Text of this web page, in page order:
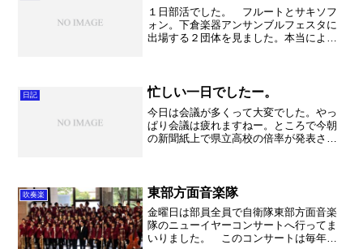
１日部活でした。 フルートとサキソフ
ォン。下倉楽器アンサンブルフェスタに
出場する２団体を見ました。本当によく
つながります。アンサンブ...
日記 忙しい一日でしたー。
今日は会議が多くって大変でした。やっ
ぱり会議は疲れますねー。ところで今朝
の新聞紙上で県立高校の倍率が発表され
っともっと久喜高校のこと...
吹奏楽 東部方面音楽隊
金曜日は部員全員で自衛隊東部方面音楽
隊のニューイヤーコンサートへ行ってま
いりました。 このコンサートは毎年パ